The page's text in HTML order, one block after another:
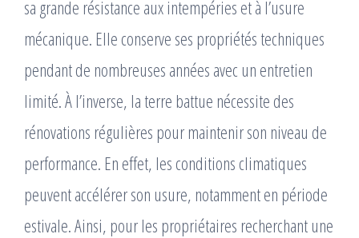
sa grande résistance aux intempéries et à l’usure
mécanique. Elle conserve ses propriétés techniques
pendant de nombreuses années avec un entretien
limité. À l’inverse, la terre battue nécessite des
rénovations régulières pour maintenir son niveau de
performance. En effet, les conditions climatiques
peuvent accélérer son usure, notamment en période
estivale. Ainsi, pour les propriétaires recherchant une